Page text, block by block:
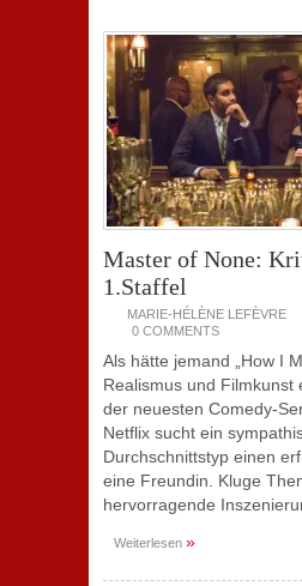
Master of None:
1.Staffel
MARIE-HÉLÈNE LEFÈVRE
0 COMMENTS
Als hätte jemand „How I
Realismus und Filmkunst
der neuesten Comedy-
Netflix sucht ein
Durchschnittstyp einen
eine Freundin. Kluge
hervorragende
Weiterlesen »